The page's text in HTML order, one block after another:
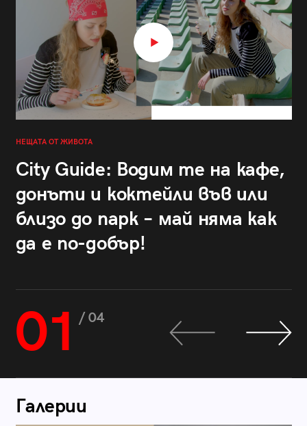
НЕЩАТА ОТ ЖИВОТА
City Guide: Водим те на кафе,
донъти и коктейли във или
близо до парк – май няма как
да е по-добър!
01 / 04
Галерии